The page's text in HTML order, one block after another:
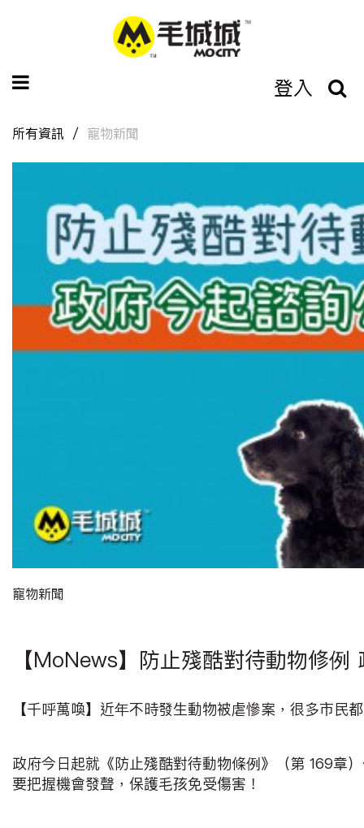
登入
所有資訊 寵物新聞
寵物新聞
【MoNews】防止殘酷對待動物修例
【千呼萬喚】近年不時發生動物被虐慘案，很多市民
政府今日起就《防止殘酷對待動物條例》（第 169章
要把握機會發聲，保護毛孩免受傷害！